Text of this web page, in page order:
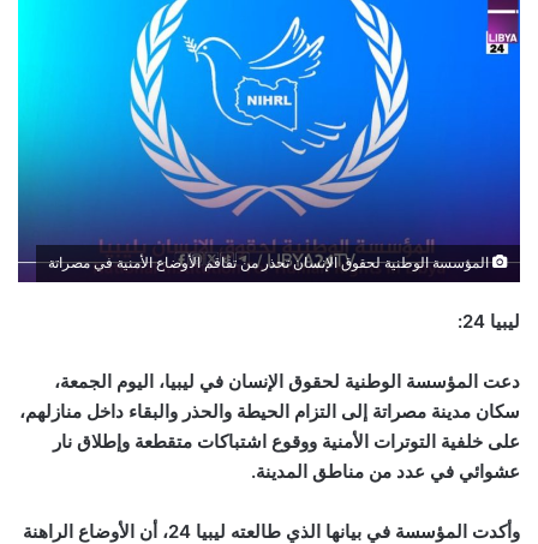
المؤسسة الوطنية لحقوق الإنسان تحذر من تفاقم الأوضاع الأمنية في مصراتة
ليبيا 24:
دعت المؤسسة الوطنية لحقوق الإنسان في ليبيا، اليوم الجمعة،
سكان مدينة مصراتة إلى التزام الحيطة والحذر والبقاء داخل منازلهم،
على خلفية التوترات الأمنية ووقوع اشتباكات متقطعة وإطلاق نار
عشوائي في عدد من مناطق المدينة.
وأكدت المؤسسة في بيانها الذي طالعته ليبيا 24، أن الأوضاع الراهنة